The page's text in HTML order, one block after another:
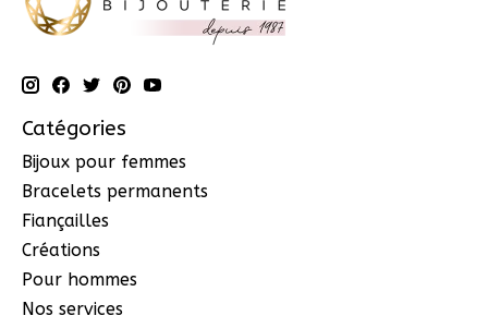
Catégories
Bijoux pour femmes
Bracelets permanents
Fiançailles
Créations
Pour hommes
Nos services